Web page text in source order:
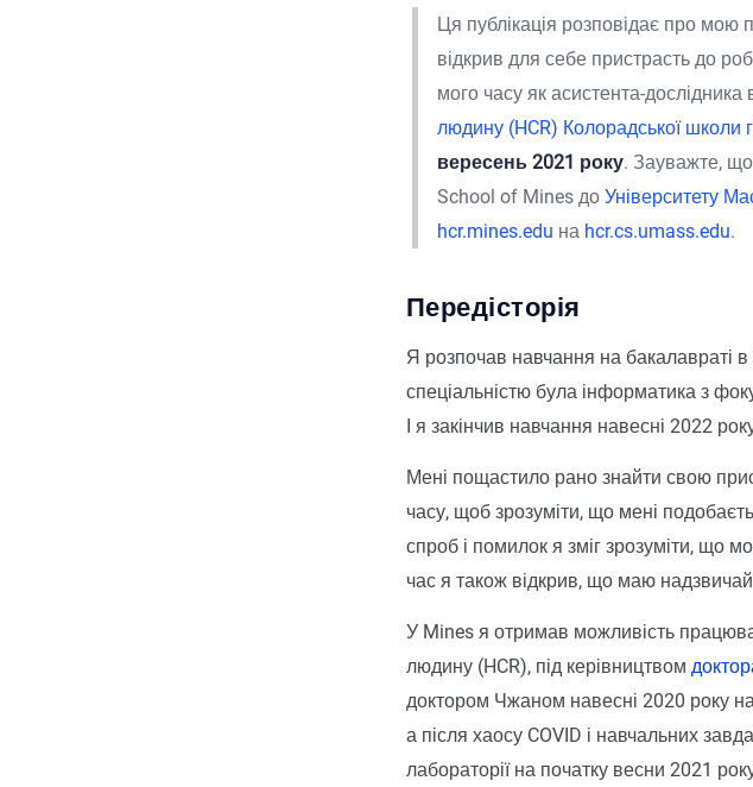
Ця публікація розповідає про мою
відкрив для себе пристрасть до
мого часу як асистента-дослідника
людину (HCR) Колорадської школи
вересень 2021 року. Зауважте,
School of Mines до Університету
hcr.mines.edu на hcr.cs.umass.edu.
Передісторія
Я розпочав навчання на бакалавраті
спеціальністю була інформатика з
І я закінчив навчання навесні 2022
Мені пощастило рано знайти свою
часу, щоб зрозуміти, що мені
спроб і помилок я зміг зрозуміти, що
час я також відкрив, що маю
У Mines я отримав можливість
людину (HCR), під керівництвом
доктором Чжаном навесні 2020 року
а після хаосу COVID і навчальних
лабораторії на початку весни 2021